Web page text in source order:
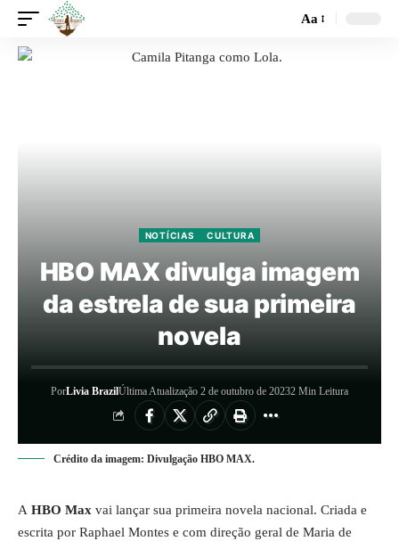
Aa
NOTÍCIAS CULTURA
HBO MAX divulga imagem
da estrela de sua primeira
novela
PorLivia BrazilÚltima Atualização 2 de outubro de 20232 Min Leitura
Crédito da imagem: Divulgação HBO MAX.
A HBO Max vai lançar sua primeira novela nacional. Criada e
escrita por Raphael Montes e com direção geral de Maria de